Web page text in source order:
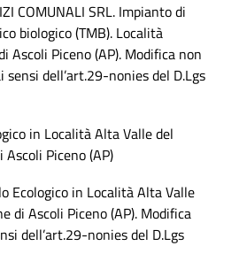
COMUNALI SRL. Impianto di
biologico (TMB). Località
Ascoli Piceno (AP). Modifica non
sensi dell’art.29-nonies del D.Lgs
in Località Alta Valle del
Piceno (AP)
Ecologico in Località Alta Valle
di Ascoli Piceno (AP). Modifica
dell’art.29-nonies del D.Lgs